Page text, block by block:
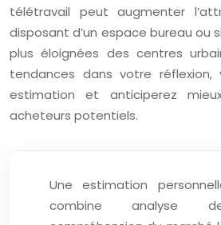
télétravail peut augmenter
disposant d’un espace bureau ou
plus éloignées des centres
tendances dans votre réflexion,
estimation et anticiperez
acheteurs potentiels.
Une estimation
combine analyse